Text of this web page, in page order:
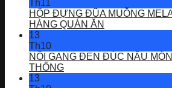
Th11
HỘP ĐỰNG ĐŨA MUỖNG
HÀNG QUÁN ĂN
13
Th10
NỒI GANG ĐEN ĐÚC NẤU
THỐNG
13